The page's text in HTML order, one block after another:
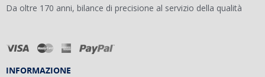
Da oltre 170 anni, bilance di precisione al servizio della qualità
INFORMAZIONE